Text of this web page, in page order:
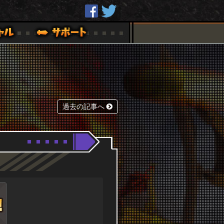
過去の記事へ